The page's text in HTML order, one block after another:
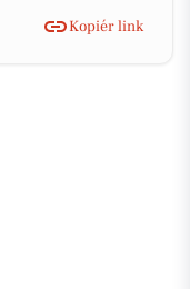
Kopiér link